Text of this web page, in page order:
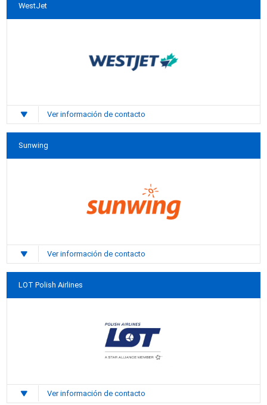
WestJet
Ver información de contacto
Sunwing
Ver información de contacto
LOT Polish Airlines
Ver información de contacto